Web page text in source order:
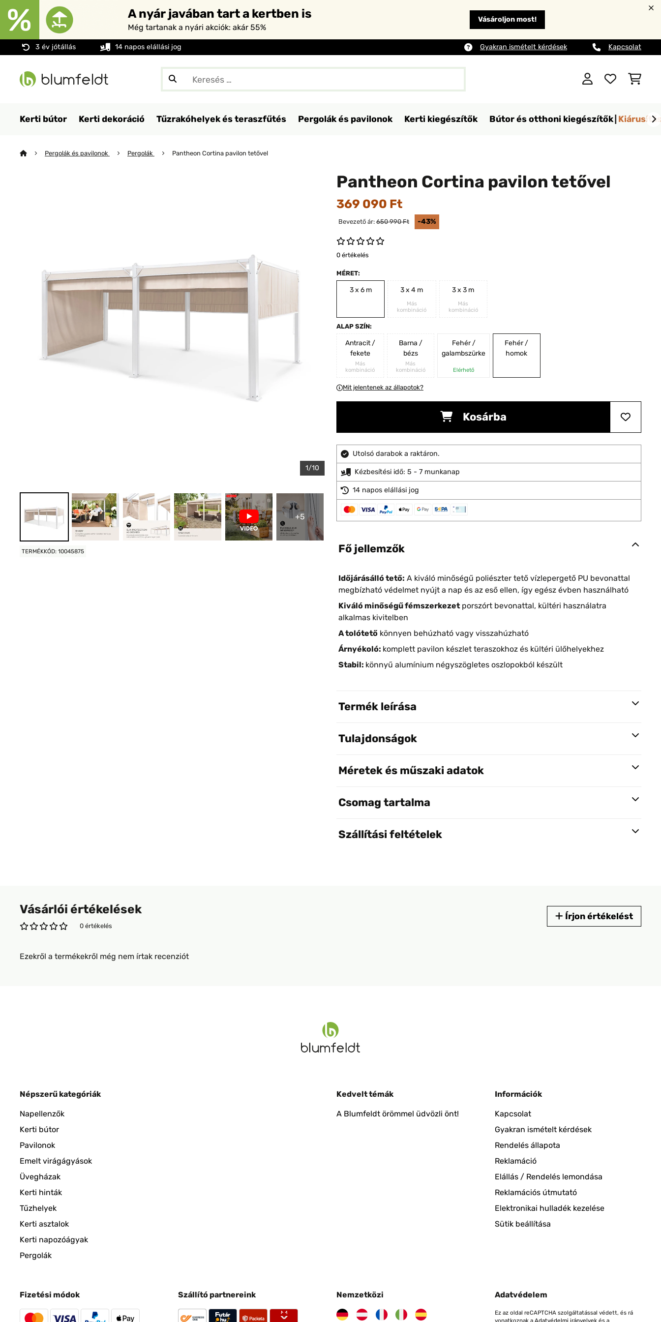
A nyár javában tart a kertben is
Még tartanak a nyári akciók: akár 55%
Vásároljon most!
3 év jótállás 14 napos elállási jog Gyakran ismételt kérdések Kapcsolat
Kerti bútor Kerti dekoráció Tűzrakóhelyek és teraszfűtés Pergolák és pavilonok Kerti kiegészítők Bútor és otthoni kiegészítők
Pergolák és pavilonok Pergolák Pantheon Cortina pavilon tetővel
1/10
+5
TERMÉKKÓD: 10045875
Pantheon Cortina pavilon tetővel
369 090 Ft
Bevezető ár: 650 990 Ft -43%
0 értékelés
MÉRET:
3 x 6 m 3 x 4 m
Más
kombináció
3 x 3 m
Más
kombináció
ALAP SZÍN:
Antracit /
fekete
Más
kombináció
Barna /
bézs
Más
kombináció
Fehér /
galambszürke
Elérhető
Fehér /
homok
Mit jelentenek az állapotok?
Kosárba
Utolsó darabok a raktáron.
Kézbesítési idő: 5 - 7 munkanap
14 napos elállási jog
Fő jellemzők
Időjárásálló tető: A kiváló minőségű poliészter tető vízlepergető PU bevonattal
megbízható védelmet nyújt a nap és az eső ellen, így egész évben használható
Kiváló minőségű fémszerkezet porszórt bevonattal, kültéri használatra
alkalmas kivitelben
A tolótető könnyen behúzható vagy visszahúzható
Árnyékoló: komplett pavilon készlet teraszokhoz és kültéri ülőhelyekhez
Stabil: könnyű alumínium négyszögletes oszlopokból készült
Termék leírása
Tulajdonságok
Méretek és műszaki adatok
Csomag tartalma
Szállítási feltételek
Vásárlói értékelések
0 értékelés
Írjon értékelést
Ezekről a termékekről még nem írtak recenziót
Népszerű kategóriák
Napellenzők
Kerti bútor
Pavilonok
Emelt virágágyások
Üvegházak
Kerti hinták
Tűzhelyek
Kerti asztalok
Kerti napozóágyak
Pergolák
Kedvelt témák
A Blumfeldt örömmel üdvözli önt!
Információk
Kapcsolat
Gyakran ismételt kérdések
Rendelés állapota
Reklamáció
Elállás / Rendelés lemondása
Reklamációs útmutató
Elektronikai hulladék kezelése
Sütik beállítása
Fizetési módok Szállító partnereink Nemzetközi Adatvédelem
Ez az oldal reCAPTCHA szolgáltatással védett, és rá
vonatkoznak a Adatvédelmi irányelvek és a